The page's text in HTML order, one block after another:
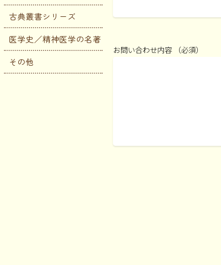
古典叢書シリーズ
医学史／精神医学の名著
その他
お問い合わせ内容 （必須）